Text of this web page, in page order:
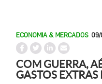
ECONOMIA & MERCADOS 09/
COM GUERRA,
GASTOS